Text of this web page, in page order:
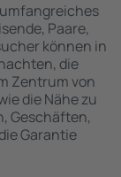
Paare,
können in
die
Zentrum von
die Nähe zu
Geschäften,
Garantie